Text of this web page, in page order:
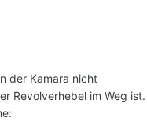
der Kamara nicht
Revolverhebel im Weg ist.